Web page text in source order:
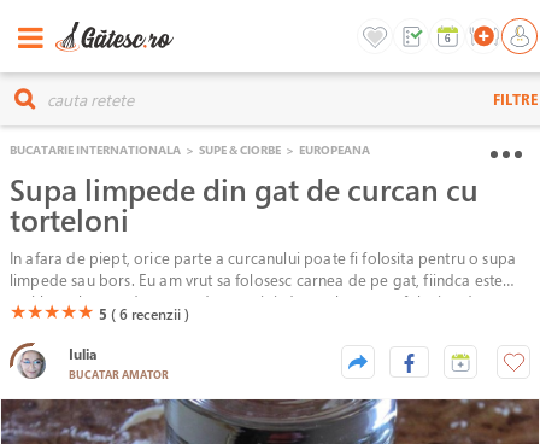
FILTRE
BUCATARIE INTERNATIONALA > SUPE & CIORBE > EUROPEANA
Supa limpede din gat de curcan cu
torteloni
In afara de piept, orice parte a curcanului poate fi folosita pentru o supa
limpede sau bors. Eu am vrut sa folosesc carnea de pe gat, fiindca este
mai buna la gust decat cea de pe aripi, dar mult prea nefolosita, dupa
cum am observat.
(*)
★(*)
★(*)
★(*)
★(*)
★ 5 ( 6 recenzii )
Iulia
BUCATAR AMATOR